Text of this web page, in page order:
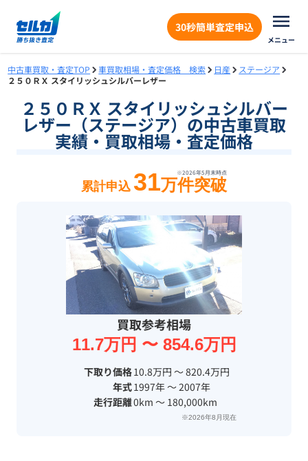
30秒簡単査定申込
メニュー
中古車買取・査定TOP 車買取相場・査定価格 検索 日産
ステージア
２５０ＲＸ スタイリッシュシルバーレザー
２５０ＲＸ スタイリッシュシルバー
レザー（ステージア）の中古車買取
実績・買取相場・査定価格
※2026年5月末時点
累計申込 31万件突破
買取参考相場
11.7万円 〜 854.6万円
下取り価格10.8万円 〜 820.4万円
年式1997年 〜 2007年
走行距離0km 〜 180,000km
※2026年8月現在